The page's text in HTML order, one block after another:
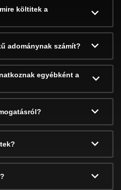
költitek a
adománynak számít?
egyébként a